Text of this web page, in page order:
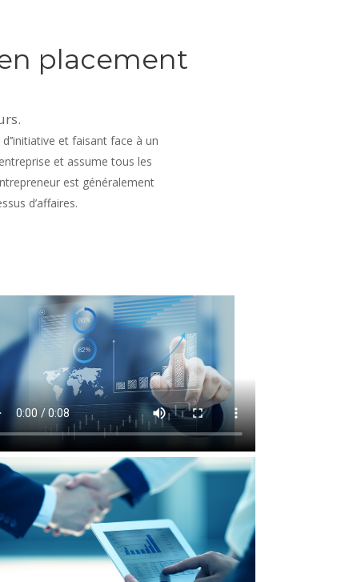
placement
et faisant face à un
et assume tous les
est généralement
d’affaires.